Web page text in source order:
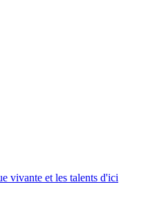
vivante et les talents d'ici